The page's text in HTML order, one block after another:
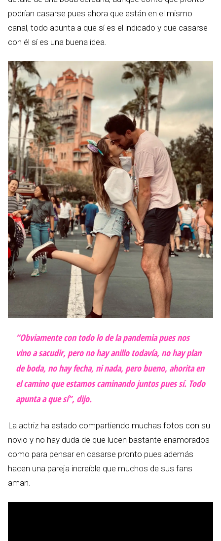
podrían casarse pues ahora que están en el mismo
canal, todo apunta a que sí es el indicado y que casarse
con él sí es una buena idea.
“Obviamente con todo lo de la pandemia pues nos
vino a sacudir, pero no hay anillo todavía, no hay plan
de boda, no hay fecha, ni nada, pero bueno, ahorita en
el camino que estamos caminando juntos pues sí. Todo
apunta a que sí”, dijo.
La actriz ha estado compartiendo muchas fotos con su
novio y no hay duda de que lucen bastante enamorados
como para pensar en casarse pronto pues además
hacen una pareja increíble que muchos de sus fans
aman.